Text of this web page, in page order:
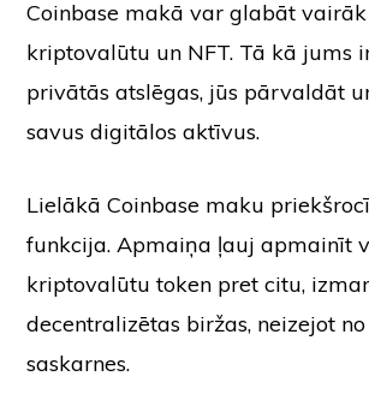
Coinbase makā var glabāt
kriptovalūtu un NFT. Tā kā jums
privātās atslēgas, jūs pārvaldāt
savus digitālos aktīvus.
Lielākā Coinbase maku
funkcija. Apmaiņa ļauj apmainīt
kriptovalūtu token pret citu,
decentralizētas biržas, neizejot
saskarnes.